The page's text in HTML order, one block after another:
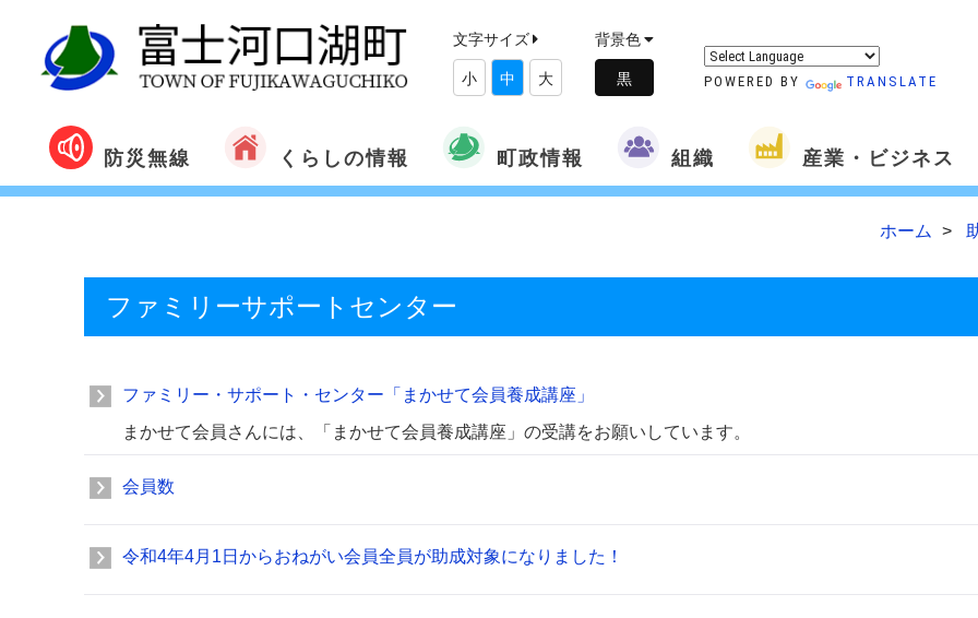
文字サイズ
小 中 大
背景色
POWERED BY TRANSLATE
防災無線 くらしの情報 町政情報 組織 産業・ビジネス
ホーム
ファミリーサポートセンター
ファミリー・サポート・センター「まかせて会員養成講座」
まかせて会員さんには、「まかせて会員養成講座」の受講をお願いしています。
会員数
令和4年4月1日からおねがい会員全員が助成対象になりました！